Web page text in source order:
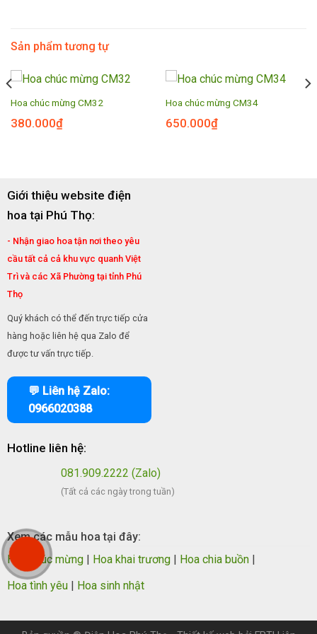
Sản phẩm tương tự
Hoa chúc mừng CM32
380.000₫
Hoa chúc mừng CM34
650.000₫
Giới thiệu website điện
hoa tại Phú Thọ:
- Nhận giao hoa tận nơi theo yêu
cầu tất cả cả khu vực quanh Việt
Trì và các Xã Phường tại tỉnh Phú
Thọ
Quý khách có thể đến trực tiếp cửa
hàng hoặc liên hệ qua Zalo để
được tư vấn trực tiếp.
💬 Liên hệ Zalo:
0966020388
Hotline liên hệ:
081.909.2222 (Zalo)
(Tất cả các ngày trong tuần)
Xem các mẫu hoa tại đây:
Hoa chúc mừng| Hoa khai trương| Hoa chia buồn|
Hoa tình yêu| Hoa sinh nhật